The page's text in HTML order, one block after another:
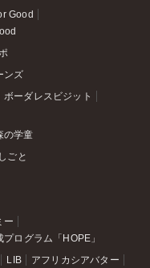
Good
ンズ
ボーダレスビジット
の学童
ごと
ー
ログラム「HOPE」
LIB
アフリカシアバター